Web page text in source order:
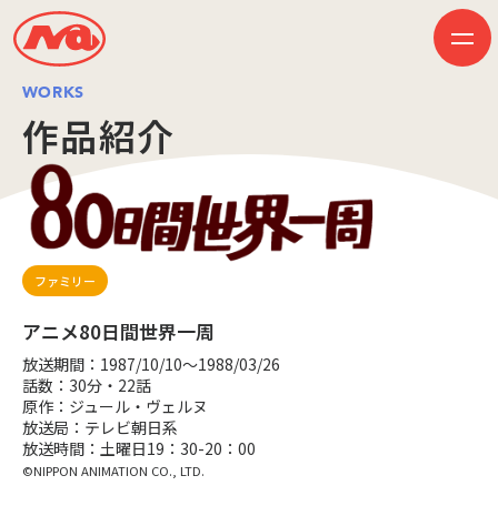
HOME
ニュース
ビジネス
作品紹介
会社案内
創業50周年記念ページ
音楽配信
採用情報
プレスリリース
お問い合わせ
WORKS
作品紹介
ファミリー
アニメ80日間世界一周
放送期間：1987/10/10～1988/03/26
話数：30分・22話
原作：ジュール・ヴェルヌ
放送局：テレビ朝日系
放送時間：土曜日19：30-20：00
©NIPPON ANIMATION CO., LTD.